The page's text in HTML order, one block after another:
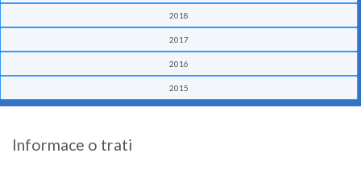
2018
2017
2016
2015
Informace o trati